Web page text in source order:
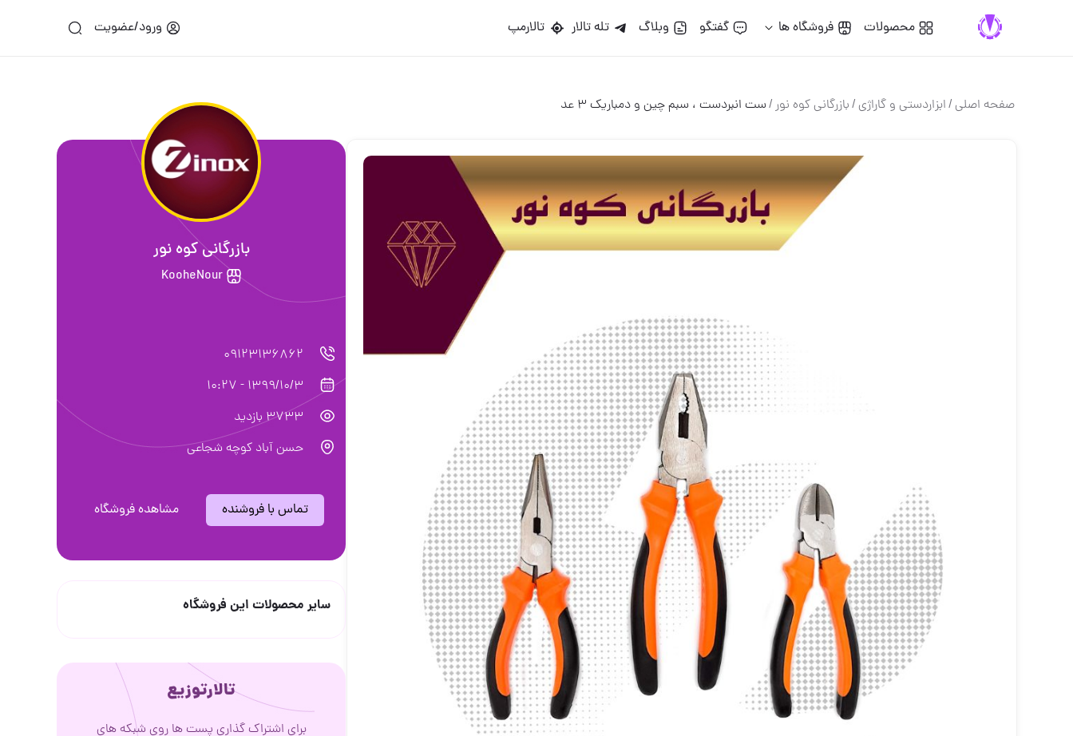
محصولات فروشگاه ها گفتگو وبلاگ تله تالار تالارمپ ورود/عضویت
صفحه اصلی/ابزاردستی و گاراژی/بازرگانی کوه نور/ست انبردست ، سبم چین و دمباریک ۳ عد
بازرگانی کوه نور
KooheNour
09123136862
1399/10/3 - 10:27
3733 بازدید
حسن آباد کوچه شجاعی
تماس با فروشنده مشاهده فروشگاه
سایر محصولات این فروشگاه
تالارتوزیع
برای اشتراک گذاری پست ها روی شبکه های